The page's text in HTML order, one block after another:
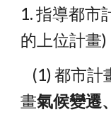
1. 指導都市
的上位計畫)
畫氣候變遷